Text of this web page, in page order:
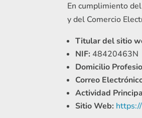
En cumplimiento
y del Comercio
Titular del sitio
NIF: 48420463N
Domicilio
Correo
Actividad
Sitio Web: